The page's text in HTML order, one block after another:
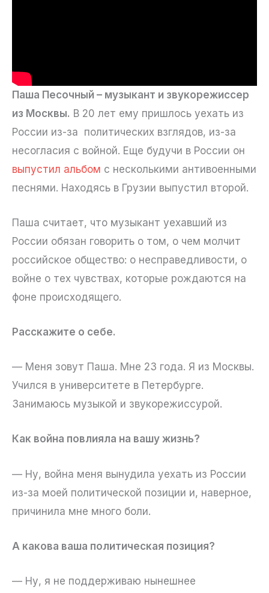
Паша Песочный – музыкант и звукорежиссер
из Москвы. В 20 лет ему пришлось уехать из
России из-за политических взглядов, из-за
несогласия с войной. Еще будучи в России он
выпустил альбом с несколькими антивоенными
песнями. Находясь в Грузии выпустил второй.
Паша считает, что музыкант уехавший из
России обязан говорить о том, о чем молчит
российское общество: о несправедливости, о
войне о тех чувствах, которые рождаются на
фоне происходящего.
Расскажите о себе.
— Меня зовут Паша. Мне 23 года. Я из Москвы.
Учился в университете в Петербурге.
Занимаюсь музыкой и звукорежиссурой.
Как война повлияла на вашу жизнь?
— Ну, война меня вынудила уехать из России
из-за моей политической позиции и, наверное,
причинила мне много боли.
А какова ваша политическая позиция?
— Ну, я не поддерживаю нынешнее